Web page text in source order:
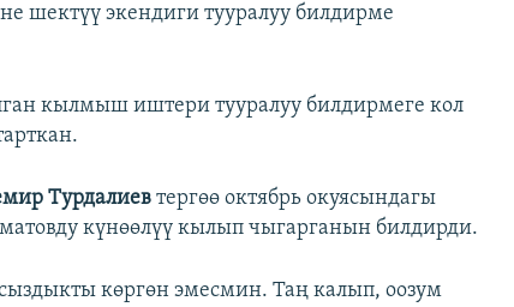
шектүү экендиги тууралуу билдирме
кылмыш иштери тууралуу билдирмеге кол
Турдалиев тергөө октябрь окуясындагы
күнөөлүү кылып чыгарганын билдирди.
көргөн эмесмин. Таң калып, оозум